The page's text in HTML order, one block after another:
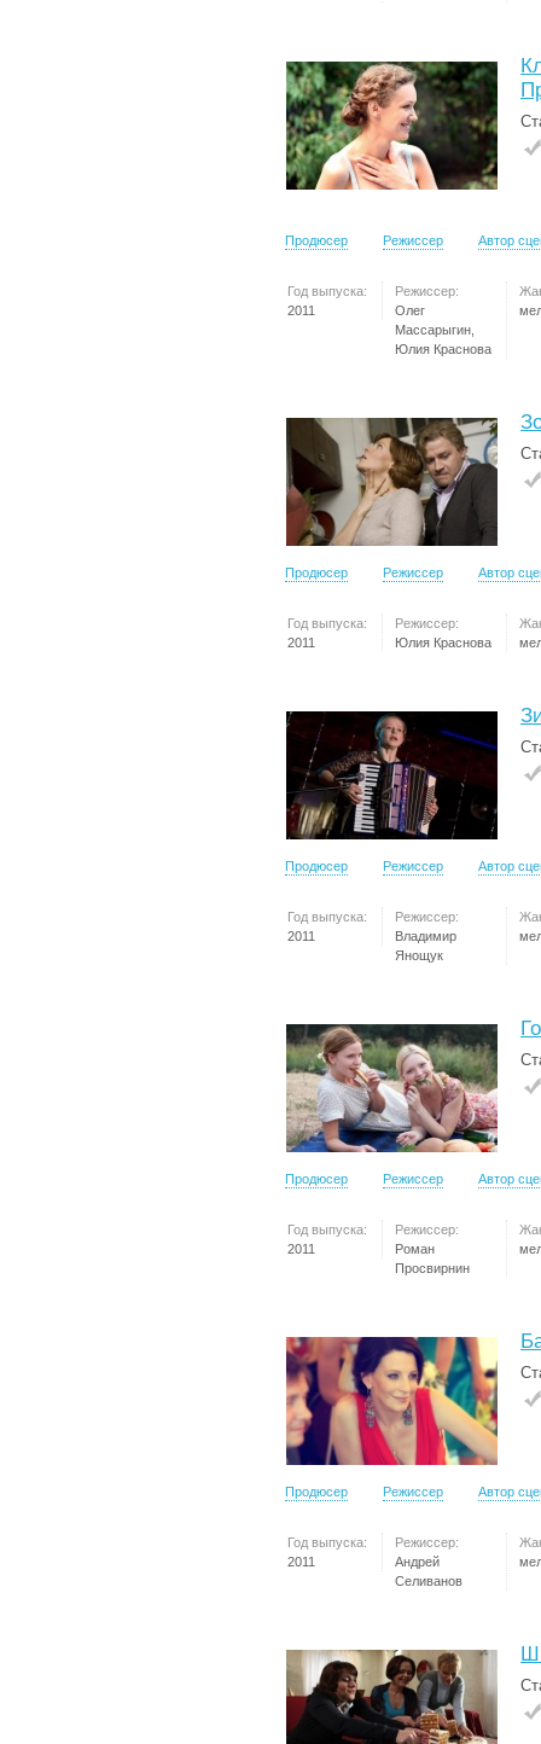
Продюсер Режиссер Автор
Год выпуска:
2011
Режиссер:
Олег
Массарыгин,
Юлия Краснова
Продюсер Режиссер Автор
Год выпуска:
2011
Режиссер:
Юлия Краснова
Продюсер Режиссер Автор
Год выпуска:
2011
Режиссер:
Владимир
Янощук
Продюсер Режиссер Автор
Год выпуска:
2011
Режиссер:
Роман
Просвирнин
Продюсер Режиссер Автор
Год выпуска:
2011
Режиссер:
Андрей
Селиванов